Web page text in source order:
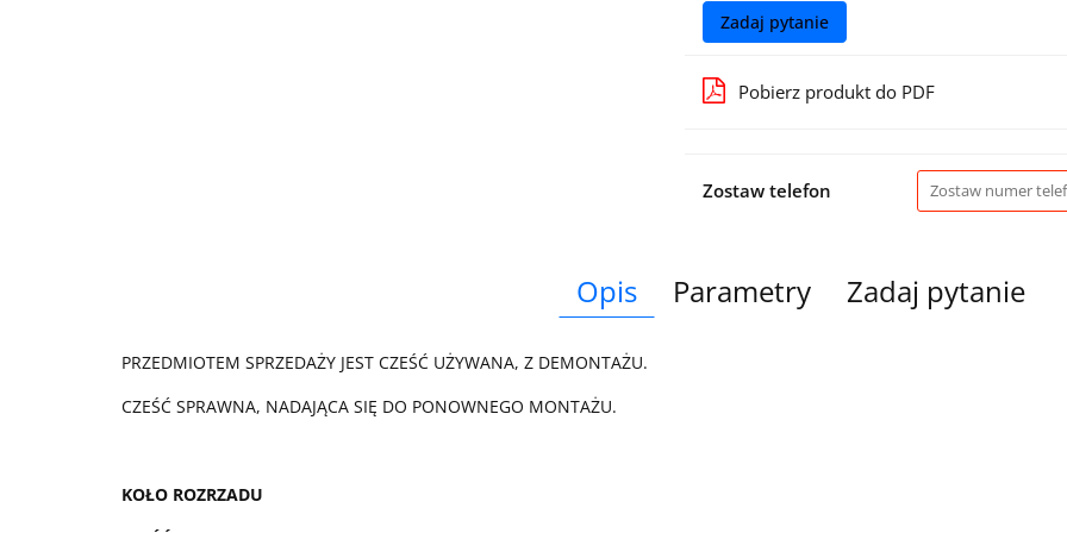
Zadaj pytanie
Pobierz produkt do PDF
Zostaw telefon
Opis Parametry Zadaj pytanie
PRZEDMIOTEM SPRZEDAŻY JEST CZEŚĆ UŻYWANA, Z DEMONTAŻU.
CZEŚĆ SPRAWNA, NADAJĄCA SIĘ DO PONOWNEGO MONTAŻU.
KOŁO ROZRZADU